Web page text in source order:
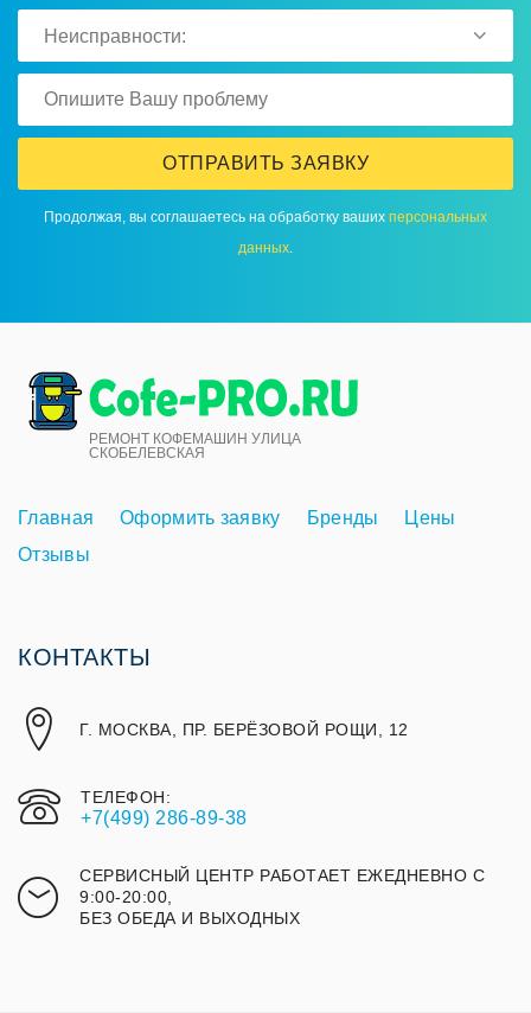
Неисправности:
ОТПРАВИТЬ ЗАЯВКУ
Продолжая, вы соглашаетесь на обработку ваших персональных
данных.
РЕМОНТ КОФЕМАШИН УЛИЦА
СКОБЕЛЕВСКАЯ
Главная Оформить заявку Бренды
Цены
Отзывы
КОНТАКТЫ
Г. МОСКВА, ПР. БЕРЁЗОВОЙ РОЩИ, 12
ТЕЛЕФОН:
+7(499) 286-89-38
СЕРВИСНЫЙ ЦЕНТР РАБОТАЕТ ЕЖЕДНЕВНО С
9:00-20:00,
БЕЗ ОБЕДА И ВЫХОДНЫХ